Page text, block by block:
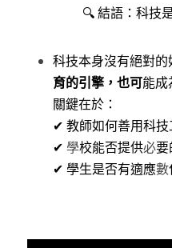
🔍 結語：科技
科技本身沒有絕對的
育的引擎，也可能成
關鍵在於：
✔ 教師如何善用科技
✔ 學校能否提供必要
✔ 學生是否有適應數